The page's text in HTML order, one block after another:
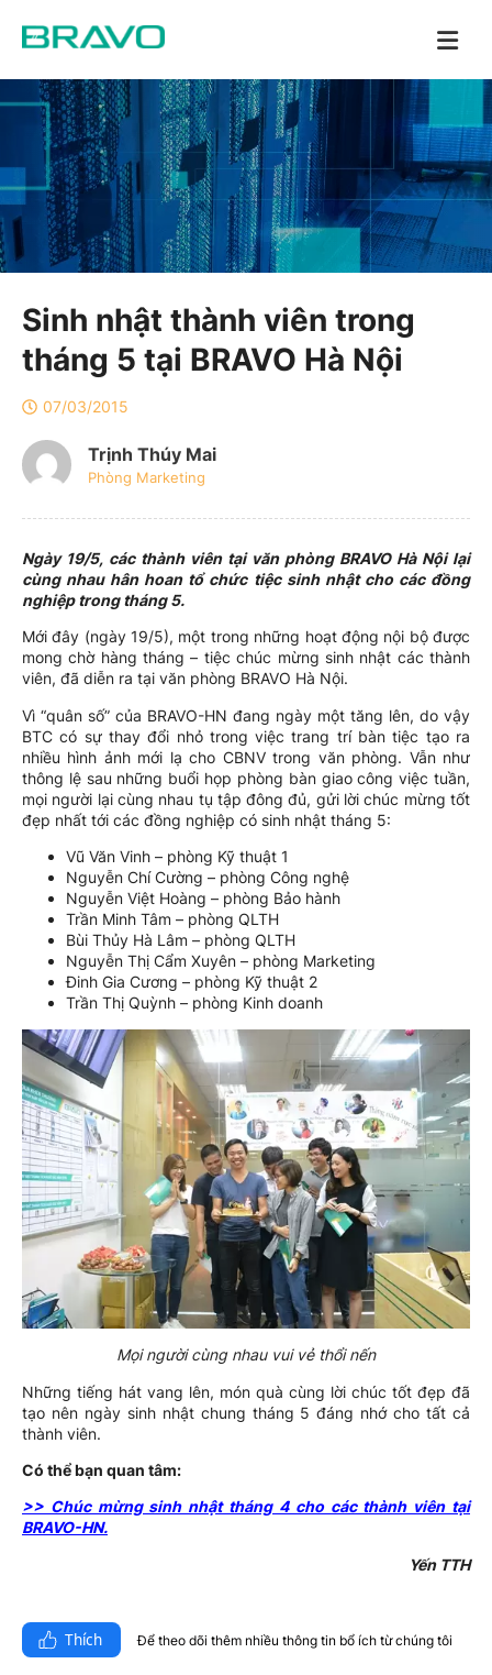
Sinh nhật thành viên trong
tháng 5 tại BRAVO Hà Nội
07/03/2015
Trịnh Thúy Mai
Phòng Marketing
Ngày 19/5, các thành viên tại văn phòng BRAVO Hà Nội lại
cùng nhau hân hoan tổ chức tiệc sinh nhật cho các đồng
nghiệp trong tháng 5.
Mới đây (ngày 19/5), một trong những hoạt động nội bộ được
mong chờ hàng tháng – tiệc chúc mừng sinh nhật các thành
viên, đã diễn ra tại văn phòng BRAVO Hà Nội.
Vì “quân số” của BRAVO-HN đang ngày một tăng lên, do vậy
BTC có sự thay đổi nhỏ trong việc trang trí bàn tiệc tạo ra
nhiều hình ảnh mới lạ cho CBNV trong văn phòng. Vẫn như
thông lệ sau những buổi họp phòng bàn giao công việc tuần,
mọi người lại cùng nhau tụ tập đông đủ, gửi lời chúc mừng tốt
đẹp nhất tới các đồng nghiệp có sinh nhật tháng 5:
Vũ Văn Vinh – phòng Kỹ thuật 1
Nguyễn Chí Cường – phòng Công nghệ
Nguyễn Việt Hoàng – phòng Bảo hành
Trần Minh Tâm – phòng QLTH
Bùi Thủy Hà Lâm – phòng QLTH
Nguyễn Thị Cẩm Xuyên – phòng Marketing
Đinh Gia Cương – phòng Kỹ thuật 2
Trần Thị Quỳnh – phòng Kinh doanh
Mọi người cùng nhau vui vẻ thổi nến
Những tiếng hát vang lên, món quà cùng lời chúc tốt đẹp đã
tạo nên ngày sinh nhật chung tháng 5 đáng nhớ cho tất cả
thành viên.
Có thể bạn quan tâm:
>> Chúc mừng sinh nhật tháng 4 cho các thành viên tại
BRAVO-HN.
Yến TTH
Thích Để theo dõi thêm nhiều thông tin bổ ích từ chúng tôi​